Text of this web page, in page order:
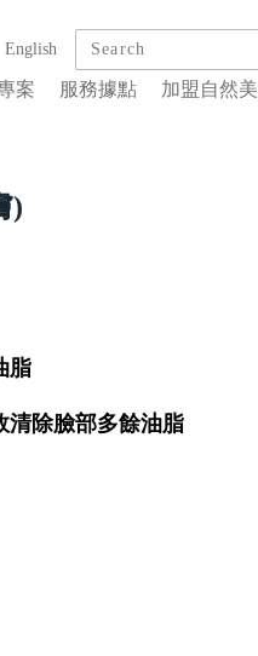
English
案 服務據點 加盟自然美
)
脂
除臉部多餘油脂